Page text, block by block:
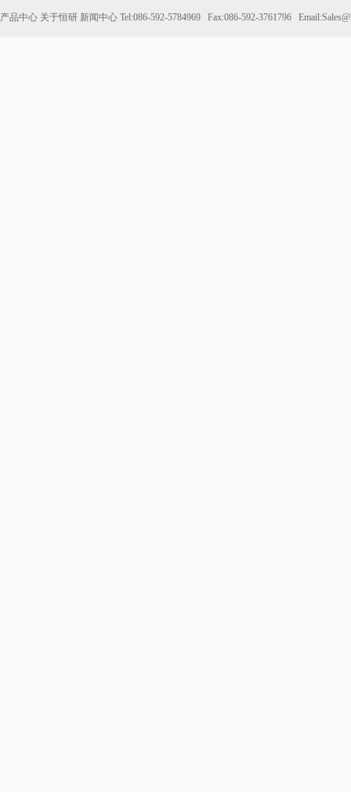
产品中心 关于恒研 新闻中心 Tel:086-592-5784969 Fax:086-592-3761796